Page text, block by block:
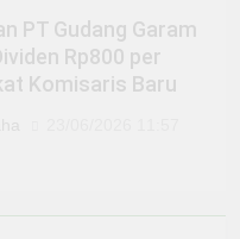
PT Gudang Garam
Rp800 per
Komisaris Baru